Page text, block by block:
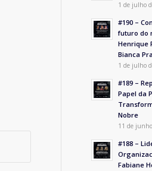
1 de julho
#190 –
futuro do
Henrique
Bianca
1 de julho
#189 –
Papel da
Nobre
11 de
#188 –
Fabiane